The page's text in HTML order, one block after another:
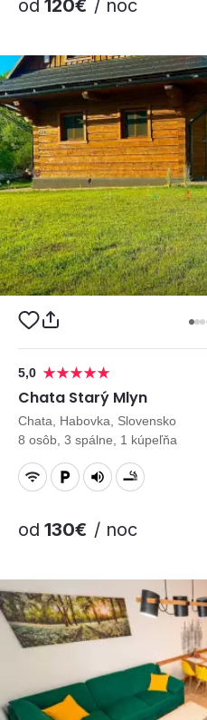
od 120€ / noc
5,0
Chata Starý Mlyn
Chata, Habovka, Slovensko
8 osôb, 3 spálne, 1 kúpeľňa
od 130€ / noc